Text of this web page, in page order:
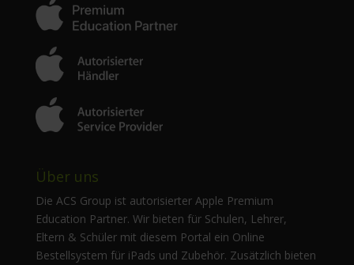
Über uns
Die ACS Group ist autorisierter Apple Premium
Education Partner. Wir bieten für Schulen, Lehrer,
Eltern & Schüler mit diesem Portal ein Online
Bestellsystem für iPads und Zubehör. Zusätzlich bieten